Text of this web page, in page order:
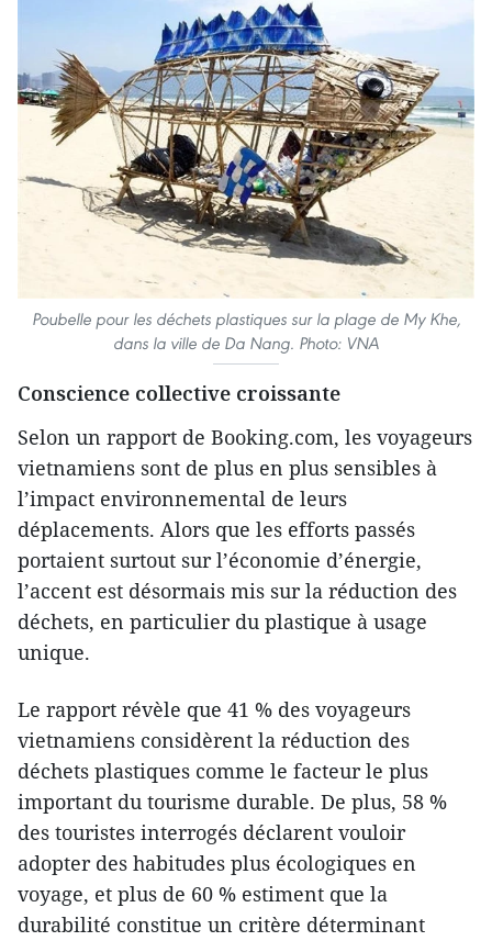
Poubelle pour les déchets plastiques sur la plage de My Khe,
dans la ville de Da Nang. Photo: VNA
Conscience collective croissante
Selon un rapport de Booking.com, les voyageurs
vietnamiens sont de plus en plus sensibles à
l’impact environnemental de leurs
déplacements. Alors que les efforts passés
portaient surtout sur l’économie d’énergie,
l’accent est désormais mis sur la réduction des
déchets, en particulier du plastique à usage
unique.
Le rapport révèle que 41 % des voyageurs
vietnamiens considèrent la réduction des
déchets plastiques comme le facteur le plus
important du tourisme durable. De plus, 58 %
des touristes interrogés déclarent vouloir
adopter des habitudes plus écologiques en
voyage, et plus de 60 % estiment que la
durabilité constitue un critère déterminant